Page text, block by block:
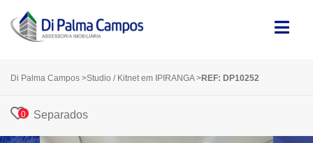
Di Palma Campos >Studio / Kitnet em IPIRANGA >REF: DP10252
0 Separados